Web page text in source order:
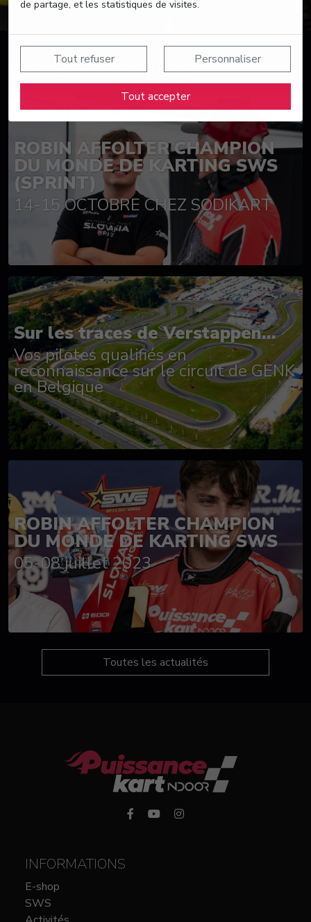
de partage, et les statistiques de visites.
Tout refuser Personnaliser
Tout accepter
Suivez nos actualités
ROBIN AFFOLTER CHAMPION
DU MONDE DE KARTING SWS
(SPRINT)
14-15 OCTOBRE CHEZ SODIKART
Sur les traces de Verstappen...
Vos pilotes qualifiés en
reconnaissance sur le circuit de GENK
en Belgique
ROBIN AFFOLTER CHAMPION
DU MONDE DE KARTING SWS
05-08 juillet 2023
Toutes les actualités
INFORMATIONS
E-shop
SWS